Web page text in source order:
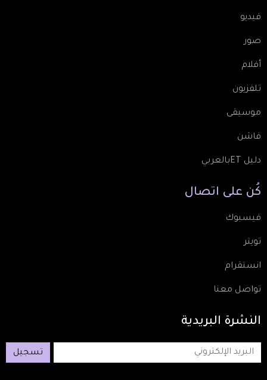
فيديو
صور
أفلام
تلفزيون
موسيقى
فاشن
دليل ETبالعربي
كُن على اتصال
فيسبوك
تويتر
انستقرام
تواصل معنا
النشرة البريدية
تسجيل